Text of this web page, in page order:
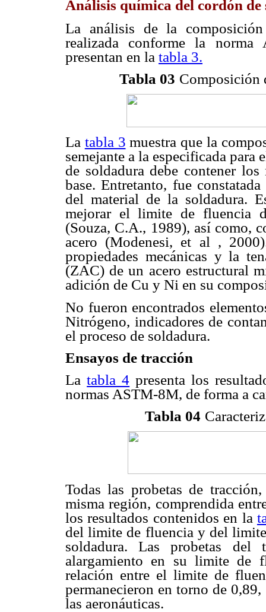
Análisis química del cordón
La análisis de la
realizada conforme la
presentan en la tabla 3.
Tabla 03 Composición
La tabla 3 muestra que la
semejante a la especificada para
de soldadura debe contener
base. Entretanto, fue
del material de la soldadura.
mejorar el limite de fluencia
(Souza, C.A., 1989), así como,
acero (Modenesi, et al ,
propiedades mecánicas y la
(ZAC) de un acero estructural
adición de Cu y Ni en su
No fueron encontrados
Nitrógeno, indicadores de
el proceso de soldadura.
Ensayos de tracción
Latabla 4 presenta los
normas ASTM-8M, de forma a
Tabla 04
Todas las probetas de
misma región, comprendida
los resultados contenidos en la
del limite de fluencia y del
soldadura. Las probetas
alargamiento en su limite de
relación entre el limite de
permanecieron en torno de
las aeronáuticas.